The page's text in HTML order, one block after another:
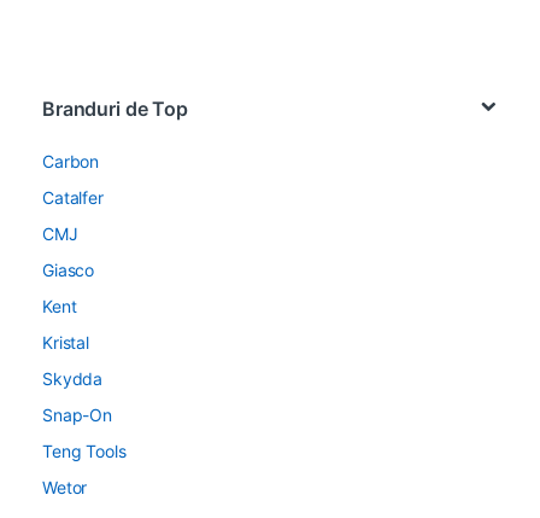
Branduri de Top
Carbon
Catalfer
CMJ
Giasco
Kent
Kristal
Skydda
Snap-On
Teng Tools
Wetor